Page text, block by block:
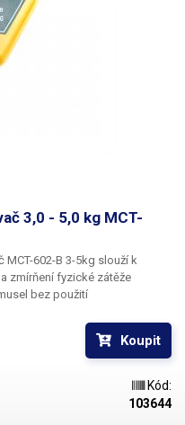
3,0 - 5,0 kg MCT-
MCT-602-B 3-5kg slouží k
zmírňení fyzické zátěže
bez použití
Díky závěsnému balanceru
a poloze, což výrazně
s vyšší efektivitou a
pracoviště, jelikož díky
jiné poranění způsobené jeho
výhody nelze opomenout
Koupit
Kód:
103644